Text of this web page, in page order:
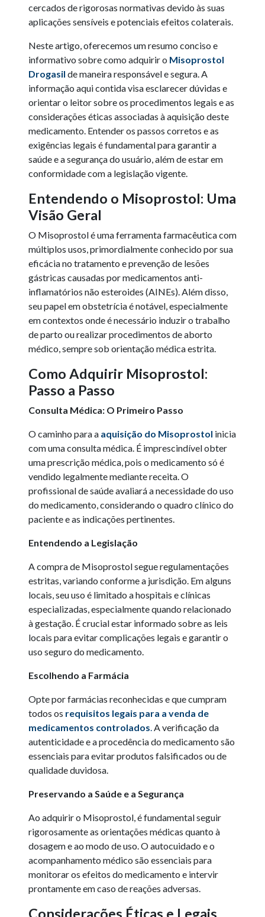
cercados de rigorosas normativas devido às suas
aplicações sensíveis e potenciais efeitos colaterais.
Neste artigo, oferecemos um resumo conciso e
informativo sobre como adquirir o Misoprostol
Drogasil de maneira responsável e segura. A
informação aqui contida visa esclarecer dúvidas e
orientar o leitor sobre os procedimentos legais e as
considerações éticas associadas à aquisição deste
medicamento. Entender os passos corretos e as
exigências legais é fundamental para garantir a
saúde e a segurança do usuário, além de estar em
conformidade com a legislação vigente.
Entendendo o Misoprostol: Uma
Visão Geral
O Misoprostol é uma ferramenta farmacêutica com
múltiplos usos, primordialmente conhecido por sua
eficácia no tratamento e prevenção de lesões
gástricas causadas por medicamentos anti-
inflamatórios não esteroides (AINEs). Além disso,
seu papel em obstetrícia é notável, especialmente
em contextos onde é necessário induzir o trabalho
de parto ou realizar procedimentos de aborto
médico, sempre sob orientação médica estrita.
Como Adquirir Misoprostol:
Passo a Passo
Consulta Médica: O Primeiro Passo
O caminho para a aquisição do Misoprostol inicia
com uma consulta médica. É imprescindível obter
uma prescrição médica, pois o medicamento só é
vendido legalmente mediante receita. O
profissional de saúde avaliará a necessidade do uso
do medicamento, considerando o quadro clínico do
paciente e as indicações pertinentes.
Entendendo a Legislação
A compra de Misoprostol segue regulamentações
estritas, variando conforme a jurisdição. Em alguns
locais, seu uso é limitado a hospitais e clínicas
especializadas, especialmente quando relacionado
à gestação. É crucial estar informado sobre as leis
locais para evitar complicações legais e garantir o
uso seguro do medicamento.
Escolhendo a Farmácia
Opte por farmácias reconhecidas e que cumpram
todos os requisitos legais para a venda de
medicamentos controlados.A verificação da
autenticidade e a procedência do medicamento são
essenciais para evitar produtos falsificados ou de
qualidade duvidosa.
Preservando a Saúde e a Segurança
Ao adquirir o Misoprostol, é fundamental seguir
rigorosamente as orientações médicas quanto à
dosagem e ao modo de uso. O autocuidado e o
acompanhamento médico são essenciais para
monitorar os efeitos do medicamento e intervir
prontamente em caso de reações adversas.
Considerações Éticas e Legais